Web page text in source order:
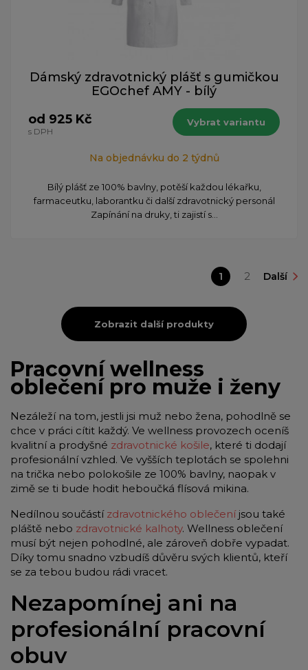
Dámský zdravotnický plášť s gumičkou
EGOchef AMY - bílý
od 925 Kč
s DPH
Vybrat variantu
Na objednávku do 2 týdnů
Bílý plášť ze 100% bavlny, potěší každou lékařku,
farmaceutku, laborantku či další zdravotnický personál
Zapínání na druky, ti zajistí s...
1 2 Další
Zobrazit další produkty
Pracovní wellness
oblečení pro muže i ženy
Nezáleží na tom, jestli jsi muž nebo žena, pohodlně se
chce v práci cítit každý. Ve wellness provozech oceníš
kvalitní a prodyšné zdravotnické košile, které ti dodají
profesionální vzhled. Ve vyšších teplotách se spolehni
na trička nebo polokošile ze 100% bavlny, naopak v
zimě se ti bude hodit heboučká flísová mikina.
Nedílnou součástí zdravotnického oblečeníjsou také
pláště nebo zdravotnické kalhoty. Wellness oblečení
musí být nejen pohodlné, ale zároveň dobře vypadat.
Díky tomu snadno vzbudíš důvěru svých klientů, kteří
se za tebou budou rádi vracet.
Nezapomínej ani na
profesionální pracovní
obuv